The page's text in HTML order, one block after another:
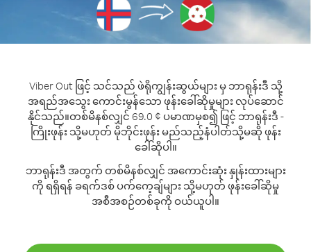
Viber Out ဖြင့် သင်သည် ဖဲရိုကျွန်းဆွယ်များ မှ ဘာရုန်းဒီ သို့
အရည်အသွေး ကောင်းမွန်သော ဖုန်းခေါ်ဆိုမှုများ လုပ်ဆောင်
နိုင်သည်။တစ်မိနစ်လျှင် 69.0 ¢ ပမာဏမှစ၍ ဖြင့် ဘာရုန်းဒီ -
ကြိုးဖုန်း သို့မဟုတ် မိုဘိုင်းဖုန်း မည်သည့်နံပါတ်သို့မဆို ဖုန်း
ခေါ်ဆိုပါ။
ဘာရုန်းဒီ အတွက် တစ်မိနစ်လျှင် အကောင်းဆုံး နှုန်းထားများ
ကို ရရှိရန် ခရက်ဒစ် ပက်ကေ့ချ်များ သို့မဟုတ် ဖုန်းခေါ်ဆိုမှု
အစီအစဉ်တစ်ခုကို ဝယ်ယူပါ။